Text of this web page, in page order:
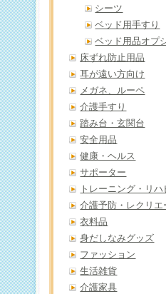
シーツ
ベッド用手すり
ベッド用品オプ
床ずれ防止用品
耳が遠い方向け
メガネ、ルーペ
介護手すり
踏み台・玄関台
安全用品
健康・ヘルス
サポーター
トレーニング・リハ
介護予防・レクリエ
衣料品
身だしなみグッズ
ファッション
生活雑貨
介護家具